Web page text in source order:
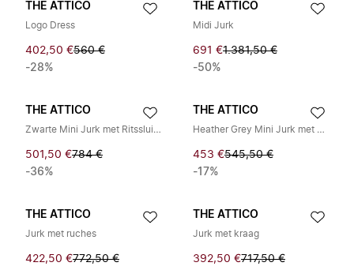
THE ATTICO
Logo Dress
402,50 €560 €
-28%
THE ATTICO
Midi Jurk
691 €1.381,50 €
-50%
THE ATTICO
Zwarte Mini Jurk met Ritssluiting
501,50 €784 €
-36%
THE ATTICO
Heather Grey Mini Jurk met Plooien
453 €545,50 €
-17%
THE ATTICO
Jurk met ruches
422,50 €772,50 €
THE ATTICO
Jurk met kraag
392,50 €717,50 €